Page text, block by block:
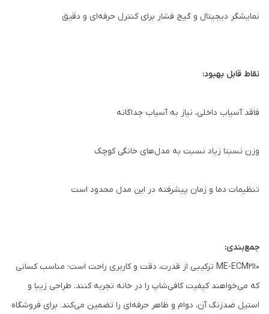
نمایشگر دیجیتال و گیج فشار برای کنترل حرفه‌ای و دقیق
نقاط قابل بهبود:
فاقد آسیاب داخلی، نیاز به آسیاب جداگانه
وزن نسبتا زیاد نسبت به مدل‌های خانگی کوچک
تنظیمات دما و زمان پیشرفته در این مدل محدود است
جمع‌بندی:
ME-ECM2110 ترکیبی از قدرت، دقت و کاربری راحت است؛ مناسب کسانی
که می‌خواهند کیفیت کافی‌شاپ را در خانه تجربه کنند. طراحی زیبا و
استیل ضدزنگ آن، دوام و ظاهر حرفه‌ای را تضمین می‌کند. برای فروشگاه